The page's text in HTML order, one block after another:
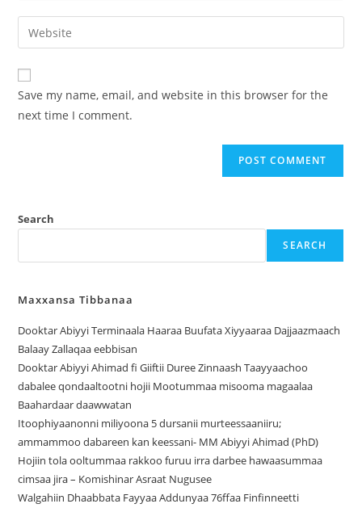
Save my name, email, and website in this browser for the
next time I comment.
Search
SEARCH
Maxxansa Tibbanaa
Dooktar Abiyyi Terminaala Haaraa Buufata Xiyyaaraa Dajjaazmaach
Balaay Zallaqaa eebbisan
Dooktar Abiyyi Ahimad fi Giiftii Duree Zinnaash Taayyaachoo
dabalee qondaaltootni hojii Mootummaa misooma magaalaa
Baahardaar daawwatan
Itoophiyaanonni miliyoona 5 dursanii murteessaaniiru;
ammammoo dabareen kan keessani- MM Abiyyi Ahimad (PhD)
Hojiin tola ooltummaa rakkoo furuu irra darbee hawaasummaa
cimsaa jira – Komishinar Asraat Nugusee
Walgahiin Dhaabbata Fayyaa Addunyaa 76ffaa Finfinneetti